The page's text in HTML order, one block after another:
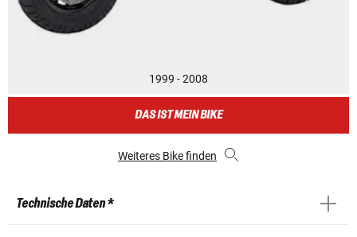
1999 - 2008
DAS IST MEIN BIKE
Weiteres Bike finden
Technische Daten *